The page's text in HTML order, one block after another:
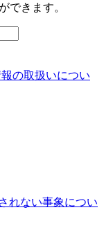
できます。
の取扱いについ
れない事象につい